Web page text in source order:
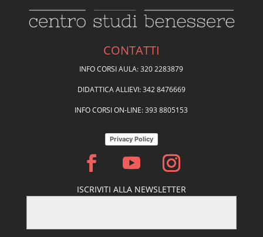
CONTATTI
INFO CORSI AULA: 320 2283879
DIDATTICA ALLIEVI: 342 8476669
INFO CORSI ON-LINE: 393 8805153
Privacy Policy
ISCRIVITI ALLA NEWSLETTER